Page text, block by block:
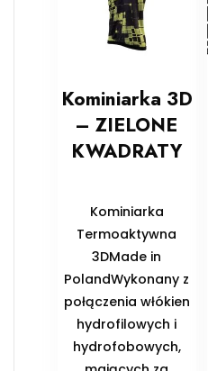
Kominiarka 3D
– ZIELONE
KWADRATY
Kominiarka
Termoaktywna
3DMade in
PolandWykonany z
połączenia włókien
hydrofilowych i
hydrofobowych,